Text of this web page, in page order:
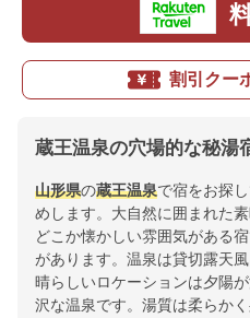
割引クー
蔵王温泉の穴場的な秘湯
山形県の蔵王温泉で宿をお探
めします。大自然に囲まれた
どこか懐かしい雰囲気がある
があります。温泉は貸切露天
晴らしいロケーションは夕陽
沢な温泉です。湯質は柔らか